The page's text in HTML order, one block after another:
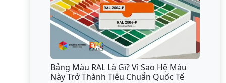
Bảng Màu RAL Là Gì? Vì Sao Hệ Màu
Này Trở Thành Tiêu Chuẩn Quốc Tế